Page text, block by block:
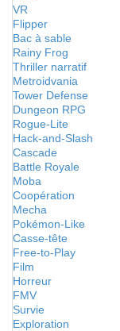
VR
Flipper
Bac à sable
Rainy Frog
Thriller narratif
Metroidvania
Tower Defense
Dungeon RPG
Rogue-Lite
Hack-and-Slash
Cascade
Battle Royale
Moba
Coopération
Mecha
Pokémon-Like
Casse-tête
Free-to-Play
Film
Horreur
FMV
Survie
Exploration